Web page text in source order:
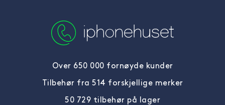
Over 650 000 fornøyde kunder
Tilbehør fra 514 forskjellige merker
50 729 tilbehør på lager